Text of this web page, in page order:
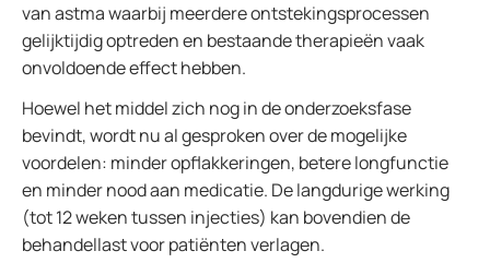
van astma waarbij meerdere ontstekingsprocessen
gelijktijdig optreden en bestaande therapieën vaak
onvoldoende effect hebben.
Hoewel het middel zich nog in de onderzoeksfase
bevindt, wordt nu al gesproken over de mogelijke
voordelen: minder opflakkeringen, betere longfunctie
en minder nood aan medicatie. De langdurige werking
(tot 12 weken tussen injecties) kan bovendien de
behandellast voor patiënten verlagen.